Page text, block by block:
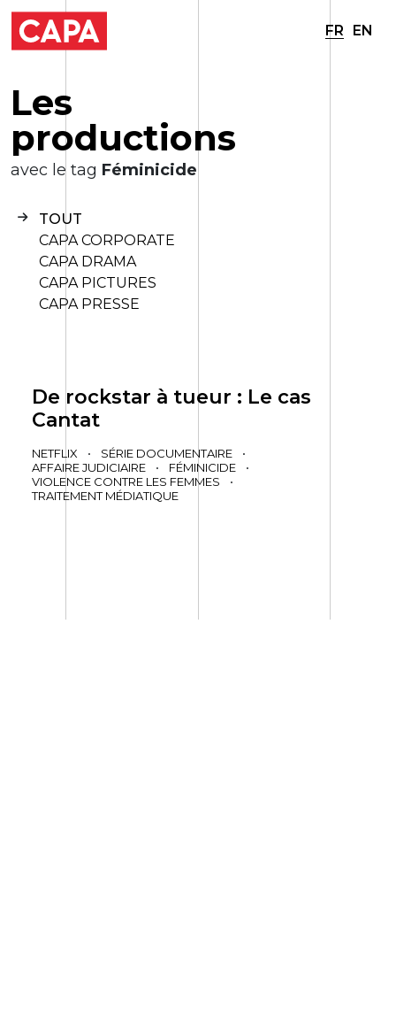
FR EN
Les
productions
avec le tag Féminicide
TOUT
CAPA CORPORATE
CAPA DRAMA
CAPA PICTURES
CAPA PRESSE
De rockstar à tueur : Le cas
Cantat
NETFLIX • SÉRIE DOCUMENTAIRE
•
AFFAIRE JUDICIAIRE
• FÉMINICIDE
•
VIOLENCE CONTRE LES FEMMES
•
TRAITEMENT MÉDIATIQUE